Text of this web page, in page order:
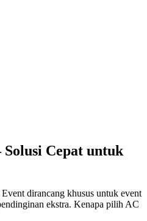
Cepat untuk
dirancang khusus untuk event
ekstra. Kenapa pilih AC